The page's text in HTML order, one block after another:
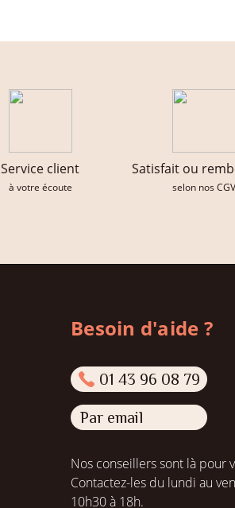
Service client
à votre écoute
Satisfait ou
selon nos CGV
Besoin d'aide ?
01 43 96 08 79
Par email
Nos conseillers sont là pour
Contactez-les du lundi au
10h30 à 18h.